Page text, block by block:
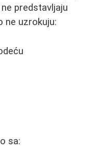
predstavljaju
ne uzrokuju:
sa: